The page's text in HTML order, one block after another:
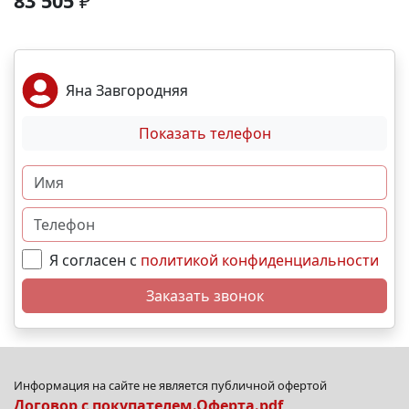
подземный паркинг. Локация и инфраструктура:
2 мин На машине: ✈ Аэропорт – 2 часа. 🏖 Море и
пляж – 10 мин. 🏙 Центр города – 30 мин. 🌁
Крымский мост – 4:30 мин. Выгодные условия
покупки: • Беспроцентная рассрочка от
застройщика; • Семейная, военная,IT- ипотека; •
Материнский капитал; • Дистанционная покупка. 📞
Свяжитесь с нами прямо сейчас и мы подберем
лучший вариант именно для Вас. N11467
Яна Завгородняя
Показать телефон
Я согласен с политикой конфиденциальности
Заказать звонок
Информация на сайте не является публичной офертой